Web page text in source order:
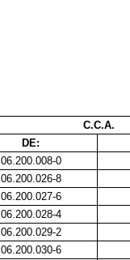
C.C.A.
DE:
06.200.008-0
06.200.026-8
06.200.027-6
06.200.028-4
06.200.029-2
06.200.030-6